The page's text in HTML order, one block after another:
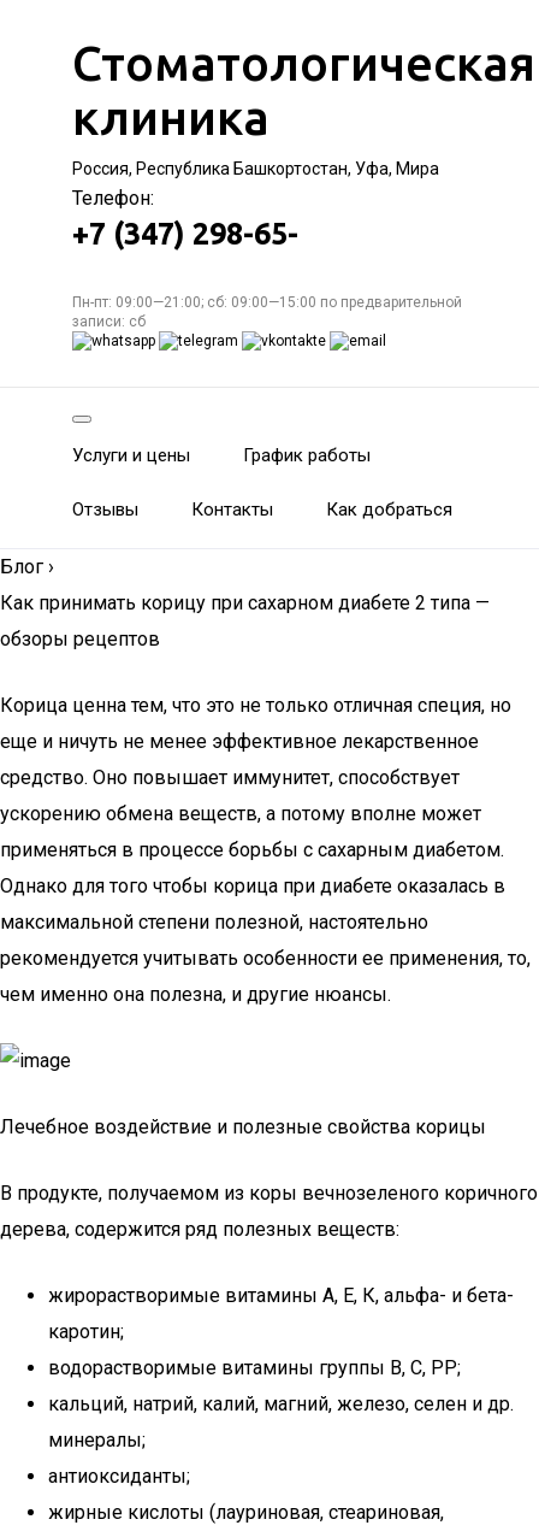
Стоматологическая
клиника
Россия, Республика Башкортостан, Уфа, Мира
Телефон:
+7 (347) 298-65-
Пн-пт: 09:00—21:00; сб: 09:00—15:00 по предварительной
записи: сб
Услуги и цены График работы
Отзывы Контакты Как добраться
Блог ›
Как принимать корицу при сахарном диабете 2 типа —
обзоры рецептов
Корица ценна тем, что это не только отличная специя, но
еще и ничуть не менее эффективное лекарственное
средство. Оно повышает иммунитет, способствует
ускорению обмена веществ, а потому вполне может
применяться в процессе борьбы с сахарным диабетом.
Однако для того чтобы корица при диабете оказалась в
максимальной степени полезной, настоятельно
рекомендуется учитывать особенности ее применения, то,
чем именно она полезна, и другие нюансы.
Лечебное воздействие и полезные свойства корицы
В продукте, получаемом из коры вечнозеленого коричного
дерева, содержится ряд полезных веществ:
жирорастворимые витамины А, Е, К, альфа- и бета-
каротин;
водорастворимые витамины группы В, С, РР;
кальций, натрий, калий, магний, железо, селен и др.
минералы;
антиоксиданты;
жирные кислоты (лауриновая, стеариновая,